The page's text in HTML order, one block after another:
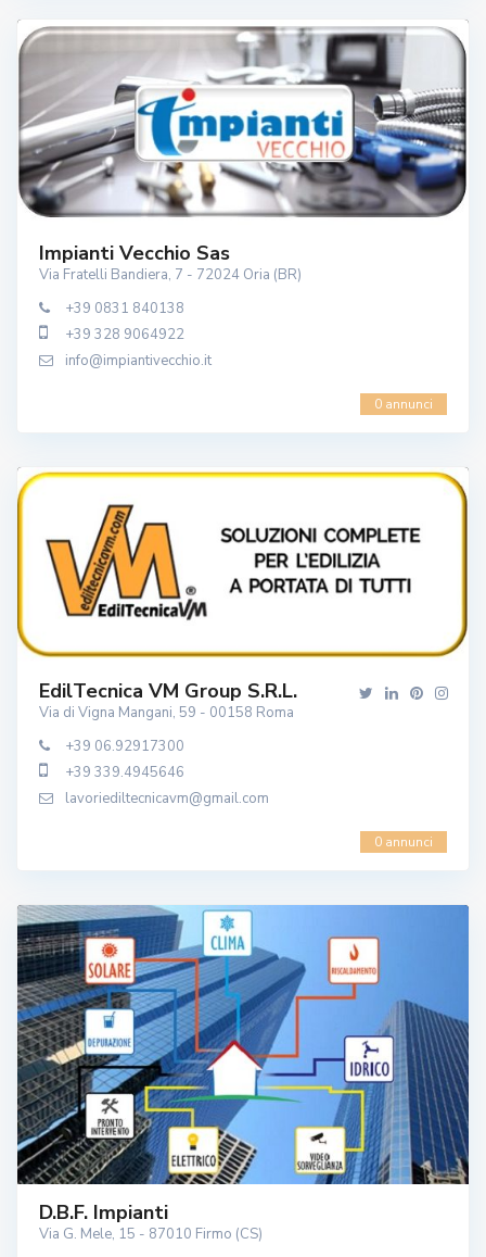
Impianti Vecchio Sas
Via Fratelli Bandiera, 7 - 72024 Oria (BR)
+39 0831 840138
+39 328 9064922
info@impiantivecchio.it
0 annunci
EdilTecnica VM Group S.r.l.
Via di Vigna Mangani, 59 - 00158 Roma
+39 06.92917300
+39 339.4945646
lavoriediltecnicavm@gmail.com
0 annunci
D.B.F. Impianti
Via G. Mele, 15 - 87010 Firmo (CS)